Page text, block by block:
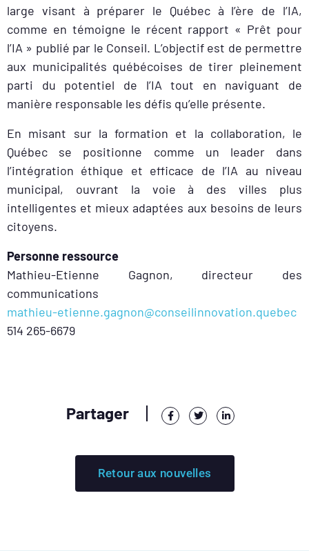
large visant à préparer le Québec à l’ère de l’IA,
comme en témoigne le récent rapport « Prêt pour
l’IA » publié par le Conseil. L’objectif est de permettre
aux municipalités québécoises de tirer pleinement
parti du potentiel de l’IA tout en naviguant de
manière responsable les défis qu’elle présente.
En misant sur la formation et la collaboration, le
Québec se positionne comme un leader dans
l’intégration éthique et efficace de l’IA au niveau
municipal, ouvrant la voie à des villes plus
intelligentes et mieux adaptées aux besoins de leurs
citoyens.
Personne ressource
Mathieu-Etienne Gagnon, directeur des
communications
mathieu-etienne.gagnon@conseilinnovation.quebec
514 265-6679
Partager
Retour aux nouvelles